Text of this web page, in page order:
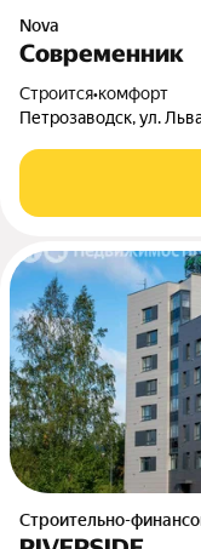
Nova
Современник
Строится•комфорт
Петрозаводск, ул.
Строительно-